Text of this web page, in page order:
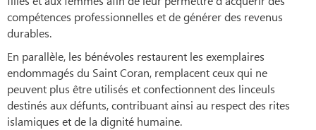
compétences professionnelles et de générer des revenus
durables.
En parallèle, les bénévoles restaurent les exemplaires
endommagés du Saint Coran, remplacent ceux qui ne
peuvent plus être utilisés et confectionnent des linceuls
destinés aux défunts, contribuant ainsi au respect des rites
islamiques et de la dignité humaine.